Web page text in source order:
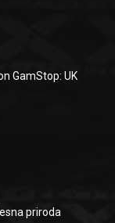
GamStop: UK
priroda